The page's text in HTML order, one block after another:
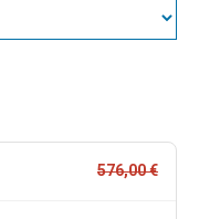
576,00 €